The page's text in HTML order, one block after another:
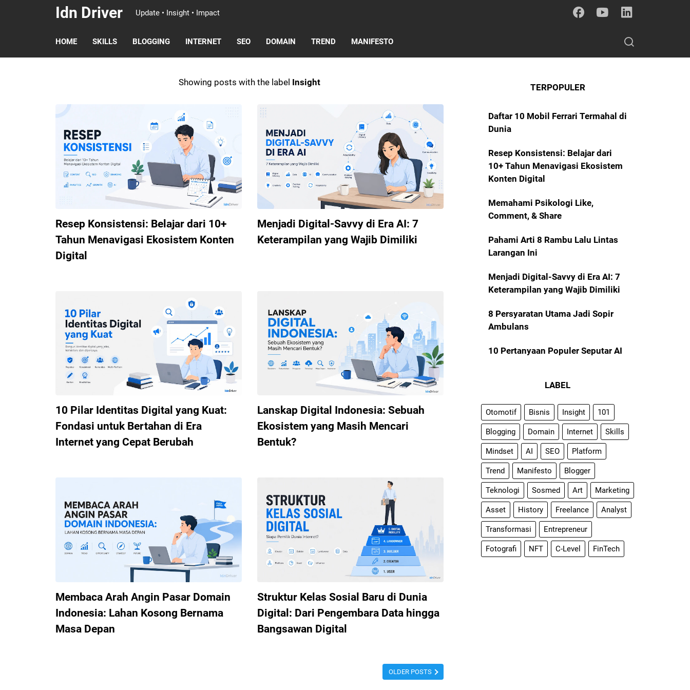
Idn Driver Update • Insight • Impact
HOME SKILLS BLOGGING INTERNET SEO DOMAIN TREND MANIFESTO
Showing posts with the label Insight
Resep Konsistensi: Belajar dari 10+
Tahun Menavigasi Ekosistem Konten
Digital
Menjadi Digital-Savvy di Era AI: 7
Keterampilan yang Wajib Dimiliki
10 Pilar Identitas Digital yang Kuat:
Fondasi untuk Bertahan di Era
Internet yang Cepat Berubah
Lanskap Digital Indonesia: Sebuah
Ekosistem yang Masih Mencari
Bentuk?
Membaca Arah Angin Pasar Domain
Indonesia: Lahan Kosong Bernama
Masa Depan
Struktur Kelas Sosial Baru di Dunia
Digital: Dari Pengembara Data hingga
Bangsawan Digital
OLDER POSTS
TERPOPULER
Daftar 10 Mobil Ferrari Termahal di
Dunia
Resep Konsistensi: Belajar dari
10+ Tahun Menavigasi Ekosistem
Konten Digital
Memahami Psikologi Like,
Comment, & Share
Pahami Arti 8 Rambu Lalu Lintas
Larangan Ini
Menjadi Digital-Savvy di Era AI: 7
Keterampilan yang Wajib Dimiliki
8 Persyaratan Utama Jadi Sopir
Ambulans
10 Pertanyaan Populer Seputar AI
LABEL
Otomotif Bisnis Insight 101
Blogging Domain Internet Skills
Mindset AI SEO Platform
Trend Manifesto Blogger
Teknologi Sosmed Art Marketing
Asset History Freelance Analyst
Transformasi Entrepreneur
Fotografi NFT C-Level FinTech